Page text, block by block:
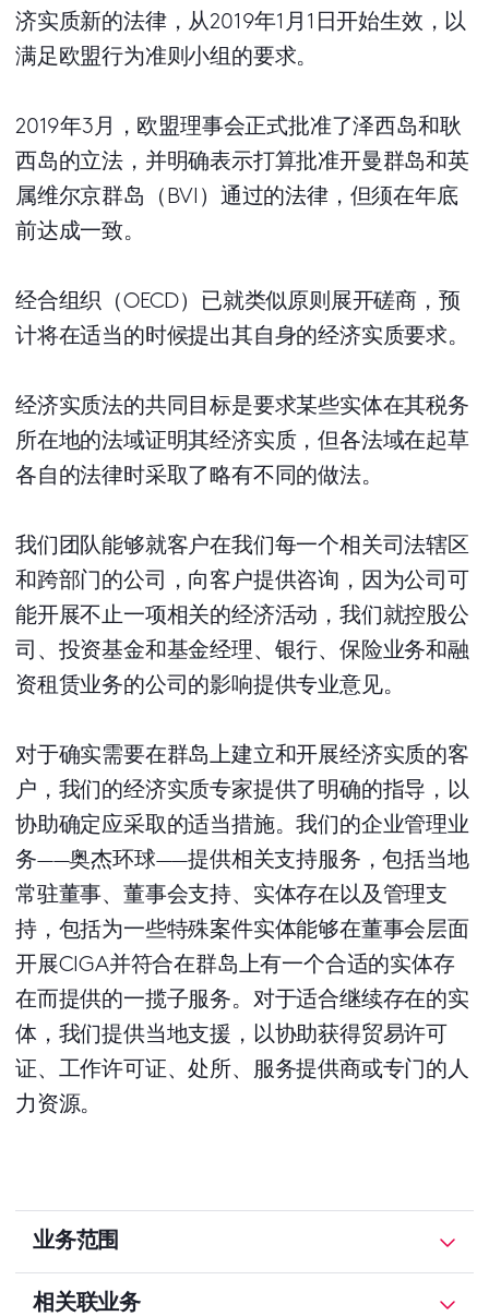
济实质新的法律，从2019年1月1日开始生效，以
满足欧盟行为准则小组的要求。
2019年3月，欧盟理事会正式批准了泽西岛和耿
西岛的立法，并明确表示打算批准开曼群岛和英
属维尔京群岛（BVI）通过的法律，但须在年底
前达成一致。
经合组织（OECD）已就类似原则展开磋商，预
计将在适当的时候提出其自身的经济实质要求。
经济实质法的共同目标是要求某些实体在其税务
所在地的法域证明其经济实质，但各法域在起草
各自的法律时采取了略有不同的做法。
我们团队能够就客户在我们每一个相关司法辖区
和跨部门的公司，向客户提供咨询，因为公司可
能开展不止一项相关的经济活动，我们就控股公
司、投资基金和基金经理、银行、保险业务和融
资租赁业务的公司的影响提供专业意见。
对于确实需要在群岛上建立和开展经济实质的客
户，我们的经济实质专家提供了明确的指导，以
协助确定应采取的适当措施。我们的企业管理业
务——奥杰环球——提供相关支持服务，包括当地
常驻董事、董事会支持、实体存在以及管理支
持，包括为一些特殊案件实体能够在董事会层面
开展CIGA并符合在群岛上有一个合适的实体存
在而提供的一揽子服务。对于适合继续存在的实
体，我们提供当地支援，以协助获得贸易许可
证、工作许可证、处所、服务提供商或专门的人
力资源。
业务范围
相关联业务